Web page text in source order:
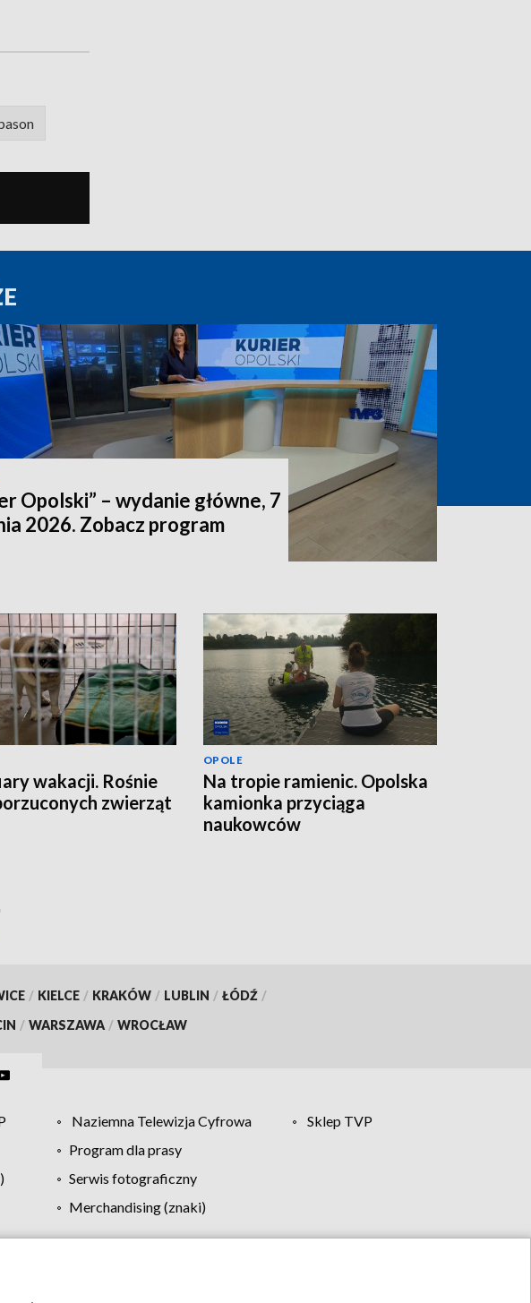
Opolski” – wydanie główne, 7
2026. Zobacz program
wakacji. Rośnie
zwierząt
OPOLE
Na tropie ramienic. Opolska
kamionka przyciąga
naukowców
/ KIELCE / KRAKÓW / LUBLIN / ŁÓDŹ /
/ WARSZAWA / WROCŁAW
Naziemna Telewizja Cyfrowa
Sklep TVP
Program dla prasy
Serwis fotograficzny
Merchandising (znaki)